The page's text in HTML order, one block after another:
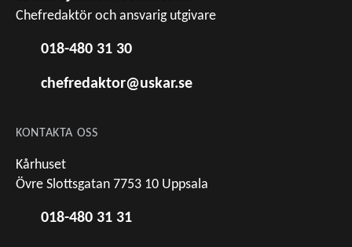
Chefredaktör och ansvarig utgivare
018-480 31 30
chefredaktor@uskar.se
KONTAKTA OSS
Kårhuset
Övre Slottsgatan 7753 10 Uppsala
018-480 31 31